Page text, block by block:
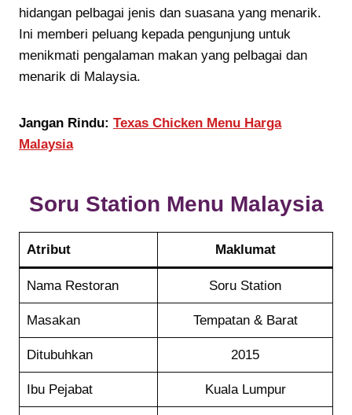
hidangan pelbagai jenis dan suasana yang menarik.
Ini memberi peluang kepada pengunjung untuk
menikmati pengalaman makan yang pelbagai dan
menarik di Malaysia.
Jangan Rindu: Texas Chicken Menu Harga
Malaysia
Soru Station Menu Malaysia
Atribut Maklumat
Nama Restoran Soru Station
Masakan Tempatan & Barat
Ditubuhkan 2015
Ibu Pejabat Kuala Lumpur